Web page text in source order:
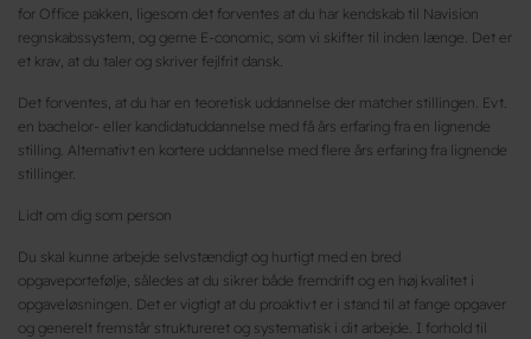
for Office pakken, ligesom det forventes at du har kendskab til Navision
regnskabssystem, og gerne E-conomic, som vi skifter til inden længe. Det er
et krav, at du taler og skriver fejlfrit dansk.
Det forventes, at du har en teoretisk uddannelse der matcher stillingen. Evt.
en bachelor- eller kandidatuddannelse med få års erfaring fra en lignende
stilling. Alternativt en kortere uddannelse med flere års erfaring fra lignende
stillinger.
Lidt om dig som person
Du skal kunne arbejde selvstændigt og hurtigt med en bred
opgaveportefølje, således at du sikrer både fremdrift og en høj kvalitet i
opgaveløsningen. Det er vigtigt at du proaktivt er i stand til at fange opgaver
og generelt fremstår struktureret og systematisk i dit arbejde. I forhold til